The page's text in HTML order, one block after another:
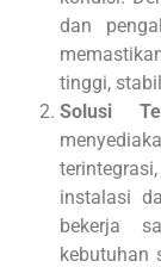
dan
tinggi,
Solusi
instalasi
bekerja
kebutuhan